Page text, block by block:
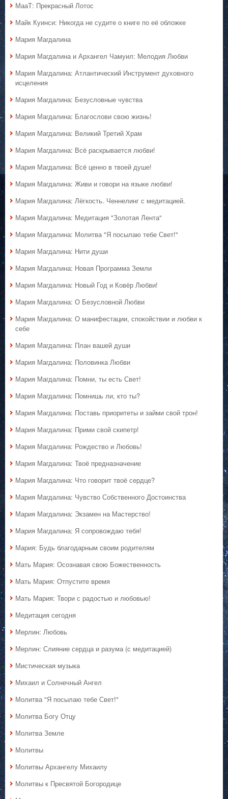
МааТ: Прекрасный Лотос
Майк Куинси: Никогда не судите о книге по её обложке
Мария Магдалина
Мария Магдалина и Архангел Чамуил: Мелодия Любви
Мария Магдалина: Атлантический Инструмент духовного
исцеления
Мария Магдалина: Безусловные чувства
Мария Магдалина: Благослови свою жизнь!
Мария Магдалина: Великий Третий Храм
Мария Магдалина: Всё раскрывается любви!
Мария Магдалина: Всё ценно в твоей душе!
Мария Магдалина: Живи и говори на языке любви!
Мария Магдалина: Лёгкость. Ченнелинг с медитацией.
Мария Магдалина: Медитация "Золотая Лента"
Мария Магдалина: Молитва "Я посылаю тебе Свет!"
Мария Магдалина: Нити души
Мария Магдалина: Новая Программа Земли
Мария Магдалина: Новый Год и Ковёр Любви!
Мария Магдалина: О Безусловной Любви
Мария Магдалина: О манифестации, спокойствии и любви к
себе
Мария Магдалина: План вашей души
Мария Магдалина: Половинка Любви
Мария Магдалина: Помни, ты есть Свет!
Мария Магдалина: Помнишь ли, кто ты?
Мария Магдалина: Поставь приоритеты и займи свой трон!
Мария Магдалина: Прими свой скипетр!
Мария Магдалина: Рождество и Любовь!
Мария Магдалина: Твоё предназначение
Мария Магдалина: Что говорит твоё сердце?
Мария Магдалина: Чувство Собственного Достоинства
Мария Магдалина: Экзамен на Мастерство!
Мария Магдалина: Я сопровождаю тебя!
Мария: Будь благодарным своим родителям
Мать Мария: Осознавая свою Божественность
Мать Мария: Отпустите время
Мать Мария: Твори с радостью и любовью!
Медитация сегодня
Мерлин: Любовь
Мерлин: Слияние сердца и разума (с медитацией)
Мистическая музыка
Михаил и Солнечный Ангел
Молитва "Я посылаю тебе Свет!"
Молитва Богу Отцу
Молитва Земле
Молитвы
Молитвы Архангелу Михаилу
Молитвы к Пресвятой Богородице